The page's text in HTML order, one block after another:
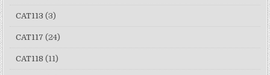
CAT113 (3)
CAT117 (24)
CAT118 (11)